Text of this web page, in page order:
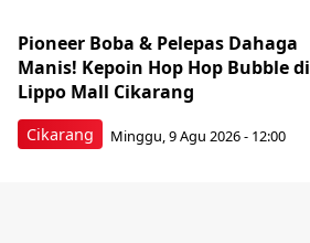
Cikarang
Pioneer Boba & Pelepas Dahaga
Manis! Kepoin Hop Hop Bubble di
Lippo Mall Cikarang
Minggu, 9 Agu 2026 - 12:00